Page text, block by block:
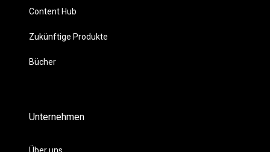
Content Hub
Zukünftige Produkte
Bücher
Unternehmen
Über uns